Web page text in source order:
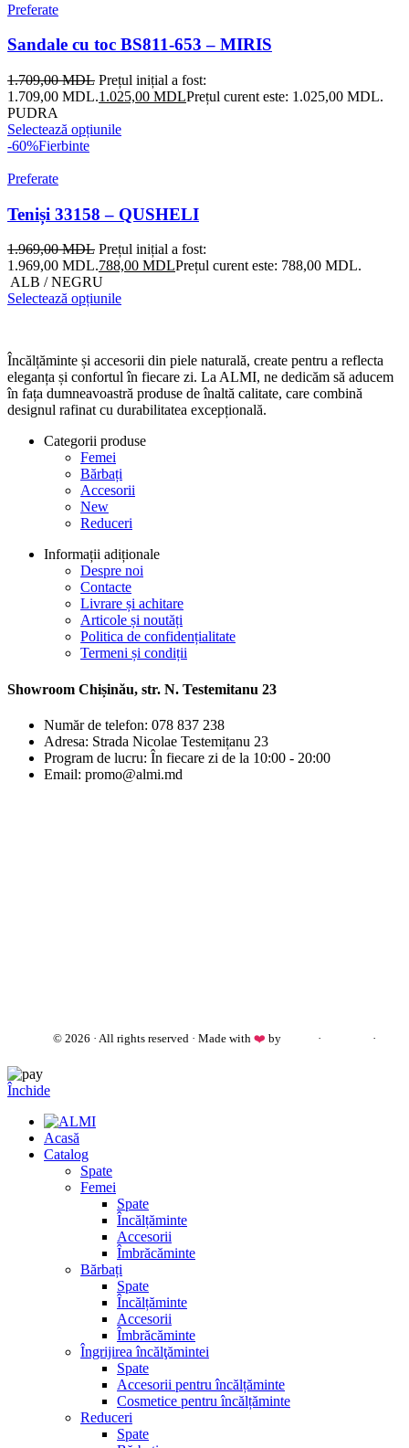
Preferate
Sandale cu toc BS811-653 – MIRIS
1.709,00MDL Prețul inițial a fost:
1.709,00 MDL.1.025,00 MDLPrețul curent este: 1.025,00 MDL.
PUDRA
Selectează opțiunile
-60%Fierbinte
Preferate
Teniși 33158 – QUSHELI
1.969,00MDL Prețul inițial a fost:
1.969,00 MDL.788,00 MDLPrețul curent este: 788,00 MDL.
ALB / NEGRU
Selectează opțiunile
Încălțăminte și accesorii din piele naturală, create pentru a reflecta
eleganța și confortul în fiecare zi. La ALMI, ne dedicăm să aducem
în fața dumneavoastră produse de înaltă calitate, care combină
designul rafinat cu durabilitatea excepțională.
Categorii produse
Femei
Bărbați
Accesorii
New
Reduceri
Informații adiționale
Despre noi
Contacte
Livrare și achitare
Articole și noutăți
Politica de confidențialitate
Termeni și condiții
Showroom Chișinău, str. N. Testemitanu 23
Număr de telefon: 078 837 238
Adresa: Strada Nicolae Testemițanu 23
Program de lucru: În fiecare zi de la 10:00 - 20:00
Email: promo@almi.md
© 2026 · All rights reserved · Made with ❤️ by ·
·
Închide
Acasă
Catalog
Spate
Femei
Spate
Încălțăminte
Accesorii
Îmbrăcăminte
Bărbați
Spate
Încălțăminte
Accesorii
Îmbrăcăminte
Îngrijirea încălţămintei
Spate
Accesorii pentru încălțăminte
Cosmetice pentru încălțăminte
Reduceri
Spate